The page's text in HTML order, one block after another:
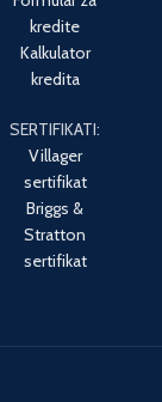
kredite
Kalkulator
kredita
SERTIFIKATI:
Villager
sertifikat
Briggs &
Stratton
sertifikat